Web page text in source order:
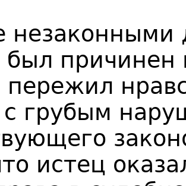
незаконными
был
пережил
с грубым
истец